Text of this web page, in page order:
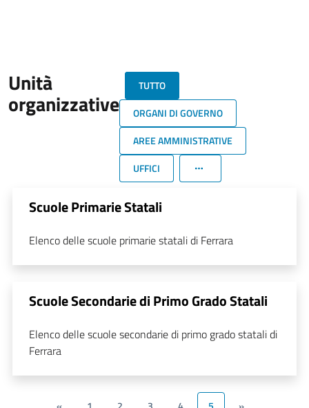
Unità
organizzative
TUTTO
ORGANI DI GOVERNO
AREE AMMINISTRATIVE
UFFICI
Scuole Primarie Statali
Elenco delle scuole primarie statali di Ferrara
Scuole Secondarie di Primo Grado Statali
Elenco delle scuole secondarie di primo grado statali di
Ferrara